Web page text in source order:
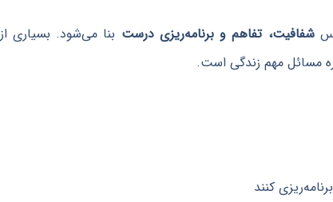
شفافیت، تفاهم و برنامه‌ریزی درست بنا می‌شود. بسیاری از
مسائل مهم زندگی است.
کنند